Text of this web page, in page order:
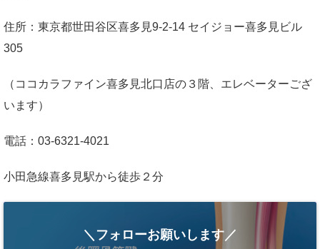
住所：東京都世田谷区喜多見9-2-14 セイジョー喜多見ビル
305
（ココカラファイン喜多見北口店の３階、エレベーターござ
います）
電話：03-6321-4021
小田急線喜多見駅から徒歩２分
＼フォローお願いします／